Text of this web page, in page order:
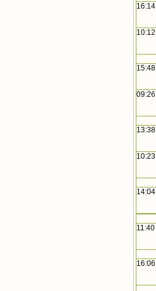
16:14
10:12
15:48
09:26
13:38
10:23
14:04
11:40
16:06